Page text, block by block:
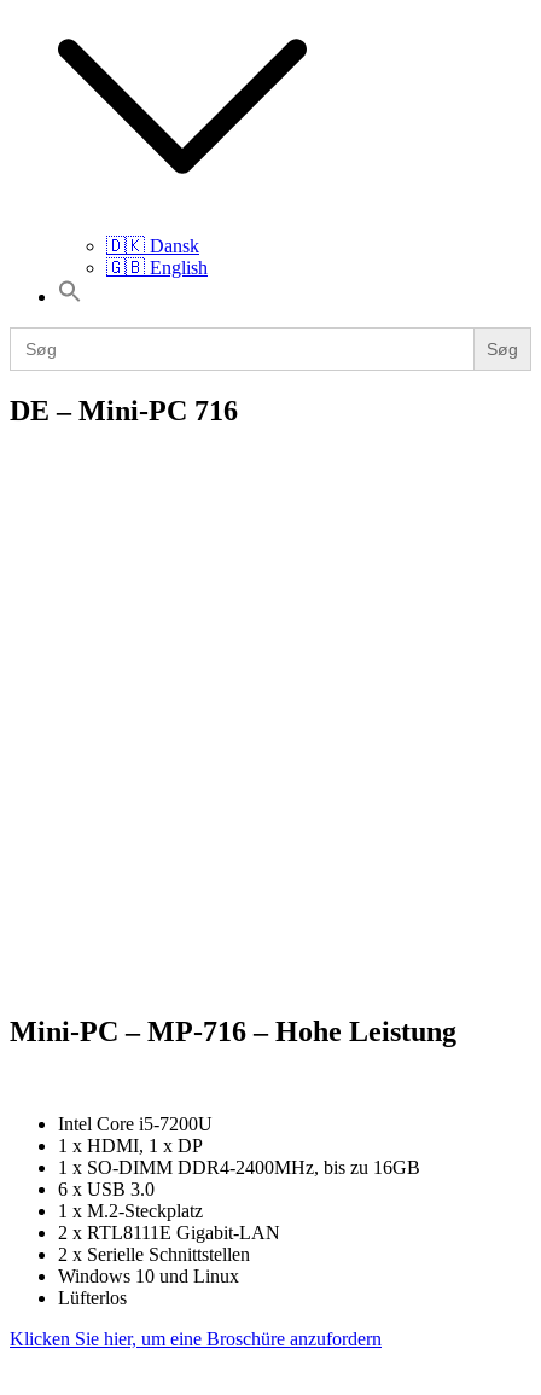
🇩🇰 Dansk
🇬🇧 English
Search
Search
for:
DE – Mini-PC 716
Mini-PC – MP-716 – Hohe Leistung
Intel Core i5-7200U
1 x HDMI, 1 x DP
1 x SO-DIMM DDR4-2400MHz, bis zu 16GB
6 x USB 3.0
1 x M.2-Steckplatz
2 x RTL8111E Gigabit-LAN
2 x Serielle Schnittstellen
Windows 10 und Linux
Lüfterlos
Klicken Sie hier, um eine Broschüre anzufordern